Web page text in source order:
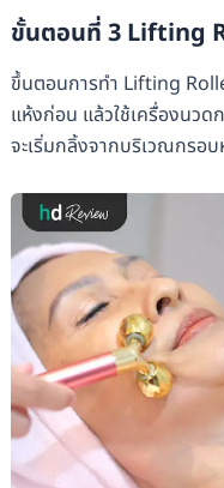
ขั้นตอนที่ 3 Lifting
ขึ้นตอนการทำ Lifting
แห้งก่อน แล้วใช้เครื่องนว
จะเริ่มกลิ้งจากบริเวณกรอ